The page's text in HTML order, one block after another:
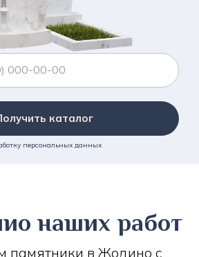
каталог
персональных данных
наших работ
памятники в Жодино с